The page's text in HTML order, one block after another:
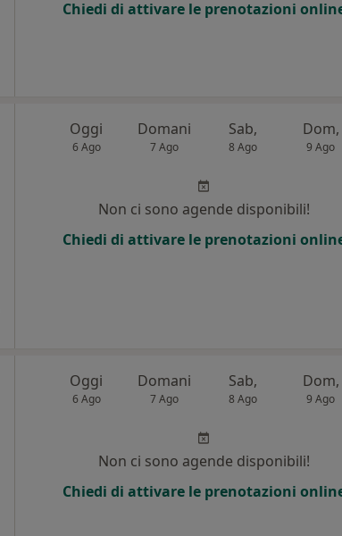
Chiedi di attivare le prenotazioni
Oggi
6 Ago
Domani
7 Ago
Sab,
8 Ago
Dom,
9 Ago
Non ci sono agende disponibili!
Chiedi di attivare le prenotazioni
Oggi
6 Ago
Domani
7 Ago
Sab,
8 Ago
Dom,
9 Ago
Non ci sono agende disponibili!
Chiedi di attivare le prenotazioni